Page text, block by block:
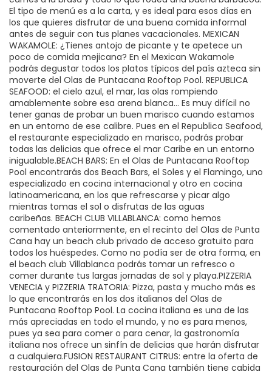
El tipo de menú es a la carta, y es ideal para esos días en
los que quieres disfrutar de una buena comida informal
antes de seguir con tus planes vacacionales. MEXICAN
WAKAMOLE: ¿Tienes antojo de picante y te apetece un
poco de comida mejicana? En el Mexican Wakamole
podrás degustar todos los platos típicos del país azteca sin
moverte del Olas de Puntacana Rooftop Pool. REPUBLICA
SEAFOOD: el cielo azul, el mar, las olas rompiendo
amablemente sobre esa arena blanca… Es muy difícil no
tener ganas de probar un buen marisco cuando estamos
en un entorno de ese calibre. Pues en el Republica Seafood,
el restaurante especializado en marisco, podrás probar
todas las delicias que ofrece el mar Caribe en un entorno
inigualable.BEACH BARS: En el Olas de Puntacana Rooftop
Pool encontrarás dos Beach Bars, el Soles y el Flamingo, uno
especializado en cocina internacional y otro en cocina
latinoamericana, en los que refrescarse y picar algo
mientras tomas el sol o disfrutas de las aguas
caribeñas. BEACH CLUB VILLABLANCA: como hemos
comentado anteriormente, en el recinto del Olas de Punta
Cana hay un beach club privado de acceso gratuito para
todos los huéspedes. Como no podía ser de otra forma, en
el beach club Villablanca podrás tomar un refresco o
comer durante tus largas jornadas de sol y playa.PIZZERIA
VENECIA y PIZZERIA TRATORIA: Pizza, pasta y mucho más es
lo que encontrarás en los dos italianos del Olas de
Puntacana Rooftop Pool. La cocina italiana es una de las
más apreciadas en todo el mundo, y no es para menos,
pues ya sea para comer o para cenar, la gastronomía
italiana nos ofrece un sinfín de delicias que harán disfrutar
a cualquiera.FUSION RESTAURANT CITRUS: entre la oferta de
restauración del Olas de Punta Cana también tiene cabida